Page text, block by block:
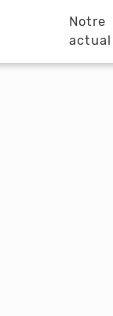
Notre